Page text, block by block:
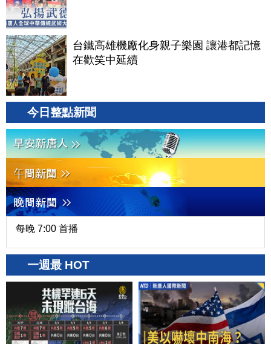
台鐵高雄機廠化身親子樂園 讓港都記憶
在歡笑中延續
今日整點新聞
每晚 7:00 首播
一週最 HOT